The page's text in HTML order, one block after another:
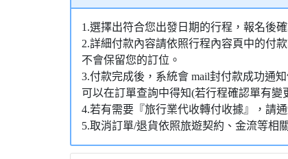
1.選擇出符合您出發日期的行程，報名後
2.詳細付款內容請依照行程內容頁中的付
不會保留您的訂位。
3.付款完成後，系統會 mail封付款成功通
可以在訂單查詢中得知(若行程確認單有變
4.若有需要『旅行業代收轉付收據』，請
5.取消訂單/退貨依照旅遊契約、金流等相